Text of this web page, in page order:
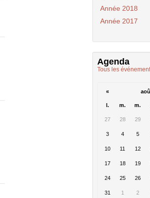
Année 2018
Année 2017
Agenda
Tous les
«
l. m. m.
27 28 29
3 4 5
10 11 12
17 18 19
24 25 26
31 1 2